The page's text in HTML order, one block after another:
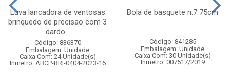
Luva lancadora de ventosas
brinquedo de precisao com 3
dardo...
Código: 836370
Embalagem: Unidade
Caixa Com: 24 Unidade(s)
Inmetro: ABCP-BRI-0404-2023-16
Bola de basquete n.7 75cm
Código: 841285
Embalagem: Unidade
Caixa Com: 30 Unidade(s)
Inmetro: 007517/2019